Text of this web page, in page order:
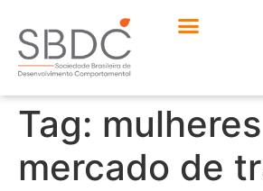
Tag:
mercado de